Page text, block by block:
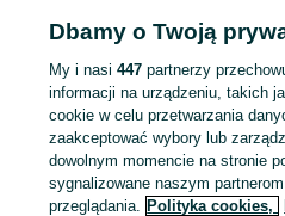
Zaloguj się lub załóż konto na
sprzedającym
Zaloguj się / Załóż konto
Dbamy o Twoją
My i nasi447 partnerzy
informacji na urządzeniu, takich
cookie w celu przetwarzania
zaakceptować wybory lub
dowolnym momencie na stronie
sygnalizowane naszym
przeglądania. Polityka cookies,